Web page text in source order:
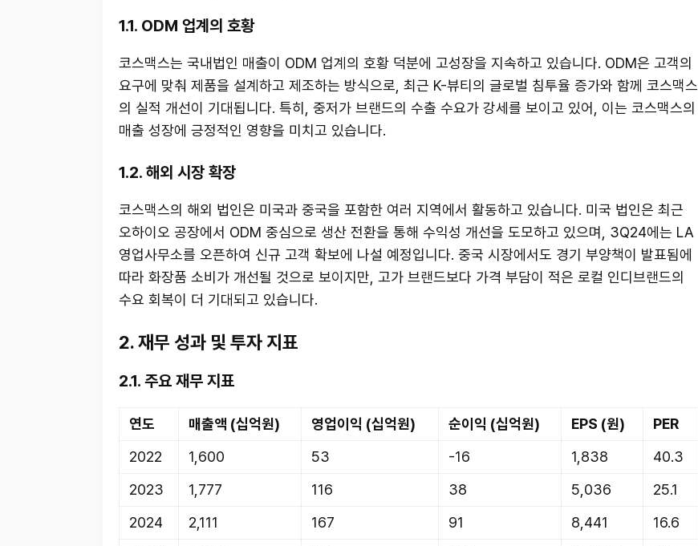
1.1. ODM 업계의 호황
코스맥스는 국내법인 매출이 ODM 업계의 호황 덕분에 고성장을 지속하고 있습니다. ODM은 고객의
요구에 맞춰 제품을 설계하고 제조하는 방식으로, 최근 K-뷰티의 글로벌 침투율 증가와 함께 코스맥스
의 실적 개선이 기대됩니다. 특히, 중저가 브랜드의 수출 수요가 강세를 보이고 있어, 이는 코스맥스의
매출 성장에 긍정적인 영향을 미치고 있습니다.
1.2. 해외 시장 확장
코스맥스의 해외 법인은 미국과 중국을 포함한 여러 지역에서 활동하고 있습니다. 미국 법인은 최근
오하이오 공장에서 ODM 중심으로 생산 전환을 통해 수익성 개선을 도모하고 있으며, 3Q24에는 LA
영업사무소를 오픈하여 신규 고객 확보에 나설 예정입니다. 중국 시장에서도 경기 부양책이 발표됨에
따라 화장품 소비가 개선될 것으로 보이지만, 고가 브랜드보다 가격 부담이 적은 로컬 인디브랜드의
수요 회복이 더 기대되고 있습니다.
2. 재무 성과 및 투자 지표
2.1. 주요 재무 지표
연도 매출액 (십억원) 영업이익 (십억원) 순이익 (십억원) EPS (원)
PER
2022
1,600 53 -16 1,838
40.3
2023
1,777 116 38 5,036
25.1
2024
2,111 167 91 8,441
16.6